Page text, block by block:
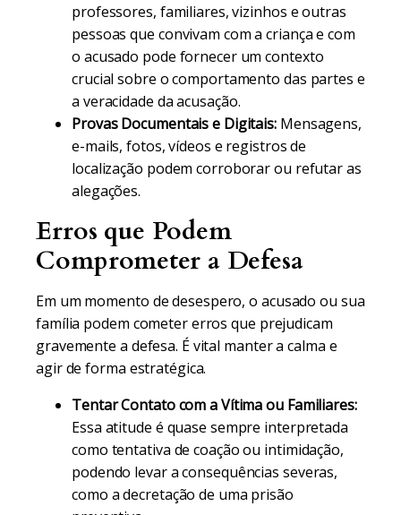
professores, familiares, vizinhos e outras
pessoas que convivam com a criança e com
o acusado pode fornecer um contexto
crucial sobre o comportamento das partes e
a veracidade da acusação.
Provas Documentais e Digitais: Mensagens,
e-mails, fotos, vídeos e registros de
localização podem corroborar ou refutar as
alegações.
Erros que Podem
Comprometer a Defesa
Em um momento de desespero, o acusado ou sua
família podem cometer erros que prejudicam
gravemente a defesa. É vital manter a calma e
agir de forma estratégica.
Tentar Contato com a Vítima ou Familiares:
Essa atitude é quase sempre interpretada
como tentativa de coação ou intimidação,
podendo levar a consequências severas,
como a decretação de uma prisão